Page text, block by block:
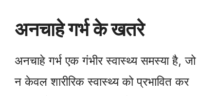
अनचाहे गर्भ के खतरे
अनचाहे गर्भ एक गंभीर स्वास्थ्य समस्या है, जो
न केवल शारीरिक स्वास्थ्य को प्रभावित कर